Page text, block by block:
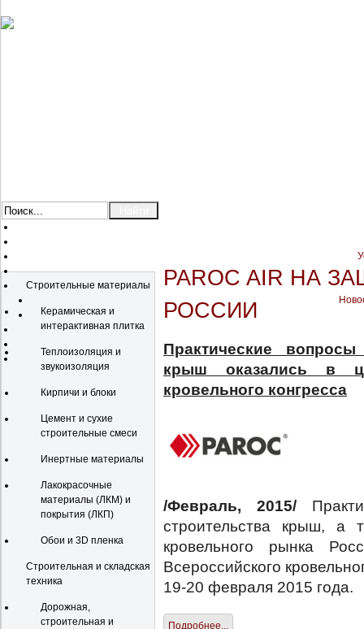
Строительные материалы
Керамическая и
интерактивная плитка
Теплоизоляция и
звукоизоляция
Кирпичи и блоки
Цемент и сухие
строительные смеси
Инертные материалы
Лакокрасочные
материалы (ЛКМ) и
покрытия (ЛКП)
Обои и 3D пленка
Строительная и складская
техника
Дорожная,
строительная и
PAROC AIR НА
РОССИИ
Практические
крыш оказались в
кровельного конгресса
/Февраль, 2015/
строительства крыш, а
кровельного рынка
Всероссийского
19-20 февраля 2015 года.
Подробнее...